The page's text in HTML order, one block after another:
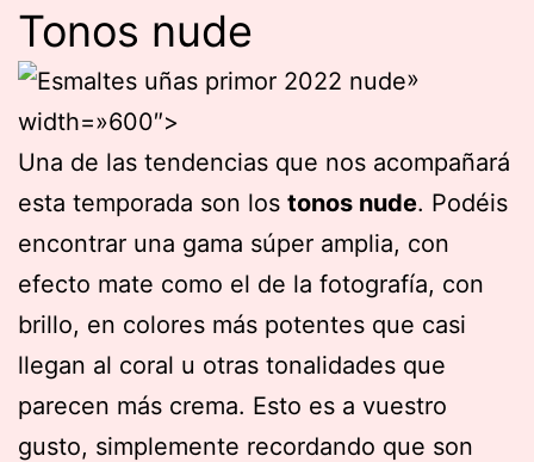
Tonos nude
»
width=»600″>
Una de las tendencias que nos acompañará
esta temporada son los tonos nude. Podéis
encontrar una gama súper amplia, con
efecto mate como el de la fotografía, con
brillo, en colores más potentes que casi
llegan al coral u otras tonalidades que
parecen más crema. Esto es a vuestro
gusto, simplemente recordando que son